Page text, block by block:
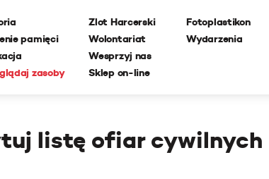
pamięci
zasoby
Zlot Harcerski
Wolontariat
Wesprzyj nas
Sklep on-line
Fotoplastikon
Wydarzenia
listę ofiar cywilnych